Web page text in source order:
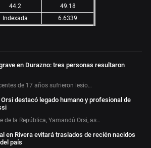
44.2
49.18
Indexada 6.6339
en Durazno: tres personas resultaron
de 17 años sufrieron lesio…
destacó legado humano y profesional de
de la República, Yamandú Orsi, as…
en Rivera evitará traslados de recién nacidos
país